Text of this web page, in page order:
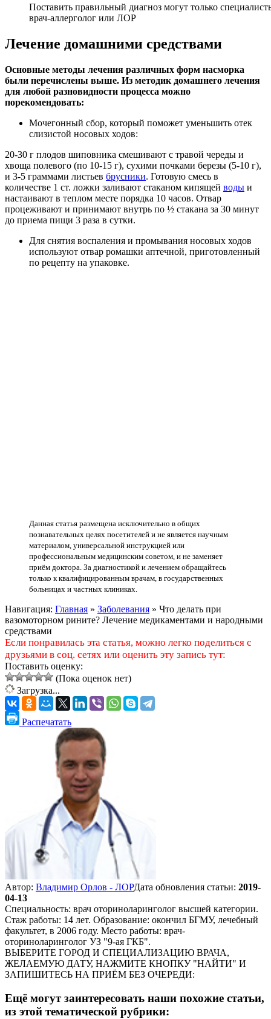
Поставить правильный диагноз могут только
врач-аллерголог или ЛОР
Лечение домашними средствами
Основные методы лечения различных форм насморка
были перечислены выше. Из методик домашнего лечения
для любой разновидности процесса можно
порекомендовать:
Мочегонный сбор, который поможет уменьшить отек
слизистой носовых ходов:
20-30 г плодов шиповника смешивают с травой череды и
хвоща полевого (по 10-15 г), сухими почками березы (5-10 г),
и 3-5 граммами листьев брусники. Готовую смесь в
количестве 1 ст. ложки заливают стаканом кипящей воды и
настаивают в теплом месте порядка 10 часов. Отвар
процеживают и принимают внутрь по ½ стакана за 30 минут
до приема пищи 3 раза в сутки.
Для снятия воспаления и промывания носовых ходов
используют отвар ромашки аптечной, приготовленный
по рецепту на упаковке.
Данная статья размещена исключительно в общих
познавательных целях посетителей и не является научным
материалом, универсальной инструкцией или
профессиональным медицинским советом, и не заменяет
приём доктора. За диагностикой и лечением обращайтесь
только к квалифицированным врачам, в государственных
больницах и частных клиниках.
Навигация: Главная » Заболевания » Что делать при
вазомоторном рините? Лечение медикаментами и народными
средствами
Если понравилась эта статья, можно легко поделиться с
друзьями в соц. сетях или оценить эту запись тут:
Поставить оценку:
(Пока оценок нет)
Загрузка...
Распечатать
Автор: Владимир Орлов - ЛОРДата обновления статьи: 2019-
04-13
Специальность: врач оториноларинголог высшей категории.
Стаж работы: 14 лет. Образование: окончил БГМУ, лечебный
факультет, в 2006 году. Место работы: врач-
оториноларинголог УЗ "9-ая ГКБ".
ВЫБЕРИТЕ ГОРОД И СПЕЦИАЛИЗАЦИЮ ВРАЧА,
ЖЕЛАЕМУЮ ДАТУ, НАЖМИТЕ КНОПКУ "НАЙТИ" И
ЗАПИШИТЕСЬ НА ПРИЁМ БЕЗ ОЧЕРЕДИ:
Ещё могут заинтересовать наши похожие статьи,
из этой тематической рубрики: